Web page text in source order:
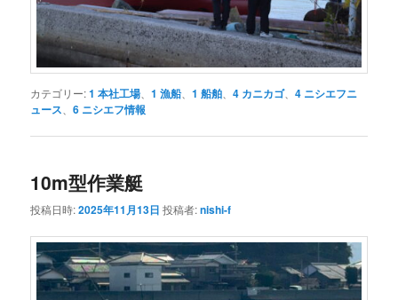
カテゴリー:1 本社工場 、1 漁船、1 船舶 、4 カニカゴ、4 ニシエフニ
ュース 、6 ニシエフ情報
10m型作業艇
投稿日時:2025年11月13日 投稿者:nishi-f